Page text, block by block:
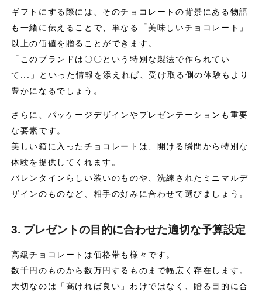
ギフトにする際には、そのチョコレートの背景にある物語
も一緒に伝えることで、単なる「美味しいチョコレート」
以上の価値を贈ることができます。
「このブランドは〇〇という特別な製法で作られてい
て...」といった情報を添えれば、受け取る側の体験もより
豊かになるでしょう。
さらに、パッケージデザインやプレゼンテーションも重要
な要素です。
美しい箱に入ったチョコレートは、開ける瞬間から特別な
体験を提供してくれます。
バレンタインらしい装いのものや、洗練されたミニマルデ
ザインのものなど、相手の好みに合わせて選びましょう。
3. プレゼントの目的に合わせた適切な予算設定
高級チョコレートは価格帯も様々です。
数千円のものから数万円するものまで幅広く存在します。
大切なのは「高ければ良い」わけではなく、贈る目的に合